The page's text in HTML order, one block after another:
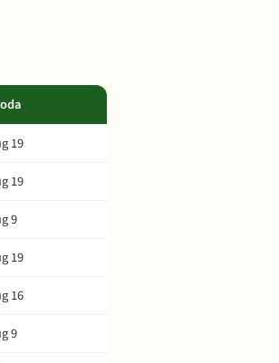
19
19
9
19
16
9